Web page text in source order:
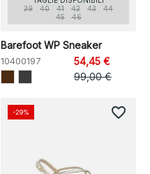
39
40 41 42 43
44
45
46
Barefoot WP Sneaker
10400197
54,45 €
99,00 €
-29% favorite_border